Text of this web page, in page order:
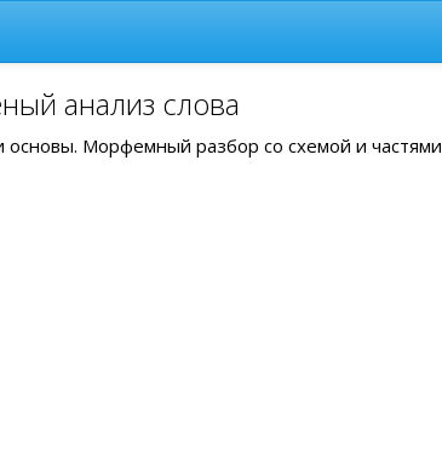
анализ слова
основы. Морфемный разбор со схемой и частями